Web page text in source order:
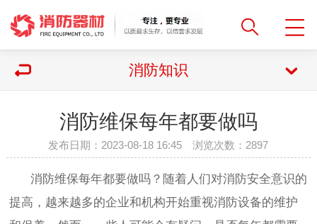
消防知识
消防维保每年都要做吗
发布日期：2023-08-18 16:45 浏览次数： 2897
消防维保每年都要做吗？随着人们对消防安全意识的
提高，越来越多的企业和机构开始重视消防设备的维护